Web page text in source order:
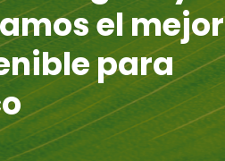
el mejor
para